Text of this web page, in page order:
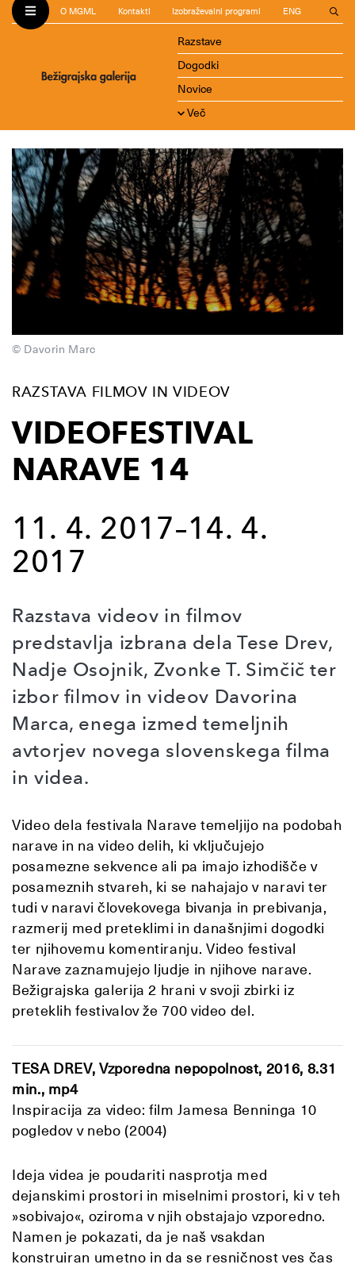
O MGML Kontakti Izobraževalni programi ENG
Razstave
Dogodki
Novice
Več
© Davorin Marc
RAZSTAVA FILMOV IN VIDEOV
VIDEOFESTIVAL
NARAVE 14
11. 4. 2017–14. 4.
2017
Razstava videov in filmov
predstavlja izbrana dela Tese Drev,
Nadje Osojnik, Zvonke T. Simčič ter
izbor filmov in videov Davorina
Marca, enega izmed temeljnih
avtorjev novega slovenskega filma
in videa.
Video dela festivala Narave temeljijo na podobah
narave in na video delih, ki vključujejo
posamezne sekvence ali pa imajo izhodišče v
posameznih stvareh, ki se nahajajo v naravi ter
tudi v naravi človekovega bivanja in prebivanja,
razmerij med preteklimi in današnjimi dogodki
ter njihovemu komentiranju. Video festival
Narave zaznamujejo ljudje in njihove narave.
Bežigrajska galerija 2 hrani v svoji zbirki iz
preteklih festivalov že 700 video del.
TESA DREV, Vzporedna nepopolnost, 2016, 8.31
min., mp4
Inspiracija za video: film Jamesa Benninga 10
pogledov v nebo (2004)
Ideja videa je poudariti nasprotja med
dejanskimi prostori in miselnimi prostori, ki v teh
»sobivajo«, oziroma v njih obstajajo vzporedno.
Namen je pokazati, da je naš vsakdan
konstruiran umetno in da se resničnost ves čas